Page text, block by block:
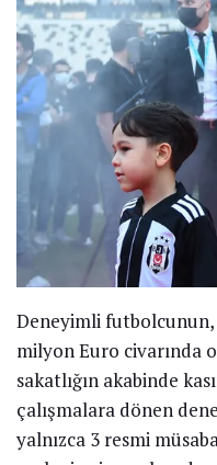
Deneyimli futbolcunun,
milyon Euro civarında
sakatlığın akabinde
çalışmalara dönen
yalnızca 3 resmi